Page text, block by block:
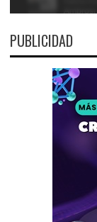
PUBLICIDAD